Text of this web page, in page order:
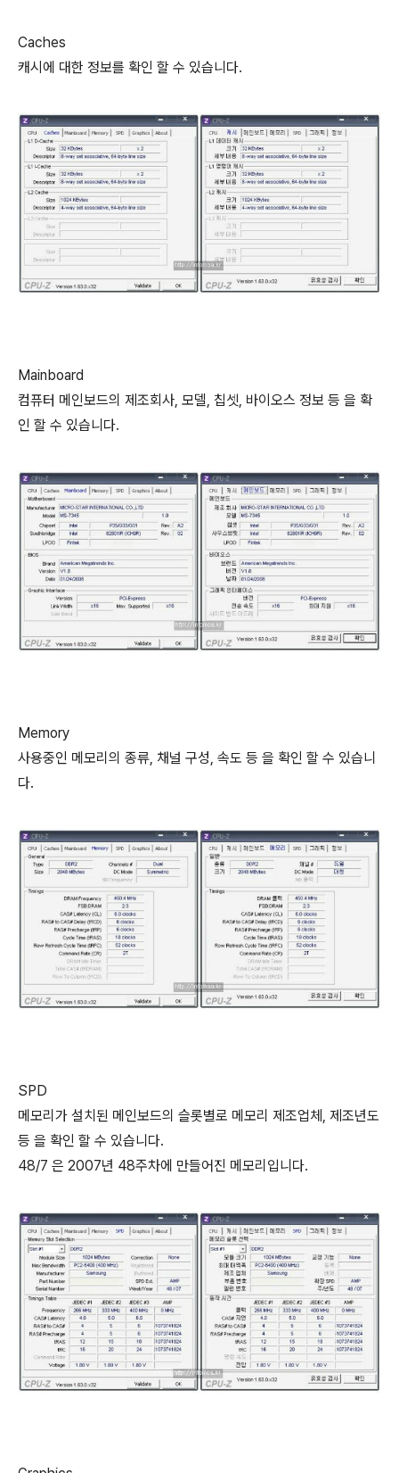
Caches
캐시에 대한 정보를 확인 할 수 있습니다.
Mainboard
컴퓨터 메인보드의 제조회사, 모델, 칩셋, 바이오스 정보 등 을 확
인 할 수 있습니다.
Memory
사용중인 메모리의 종류, 채널 구성, 속도 등 을 확인 할 수 있습니
다.
SPD
메모리가 설치된 메인보드의 슬롯별로 메모리 제조업체, 제조년도
등 을 확인 할 수 있습니다.
48/7 은 2007년 48주차에 만들어진 메모리입니다.